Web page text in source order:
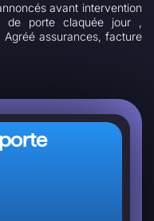
avant intervention
porte claquée jour ,
assurances, facture